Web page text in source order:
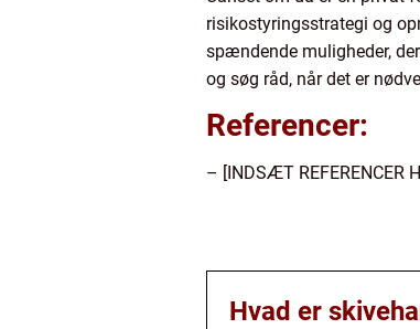
risikostyringsstrategi og
spændende muligheder,
og søg råd, når det er
Referencer:
– [INDSÆT REFERENCER
Hvad er